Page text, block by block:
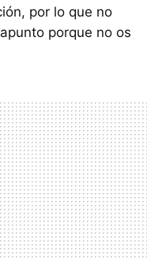
por lo que no
porque no os